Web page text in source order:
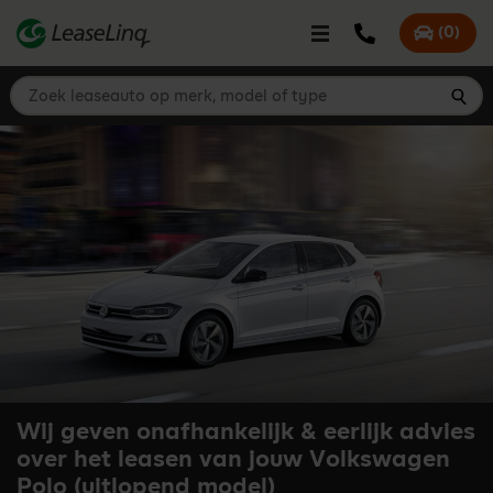
Bel LeaseLinq
Mijn
(0)
Zoek leaseauto op merk, model of type
Wij geven onafhankelijk & eerlijk advies
over het leasen van jouw Volkswagen
Polo (uitlopend model)